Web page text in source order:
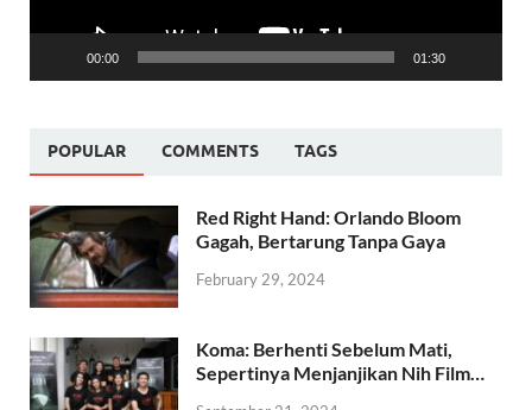
00:00 01:30
POPULAR COMMENTS TAGS
Red Right Hand: Orlando Bloom
Gagah, Bertarung Tanpa Gaya
February 29, 2024
Koma: Berhenti Sebelum Mati,
Sepertinya Menjanjikan Nih Film…